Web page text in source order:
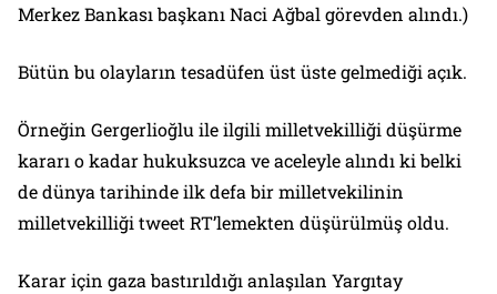
Merkez Bankası başkanı Naci Ağbal görevden alındı.)
Bütün bu olayların tesadüfen üst üste gelmediği açık.
Örneğin Gergerlioğlu ile ilgili milletvekilliği düşürme
kararı o kadar hukuksuzca ve aceleyle alındı ki belki
de dünya tarihinde ilk defa bir milletvekilinin
milletvekilliği tweet RT’lemekten düşürülmüş oldu.
Karar için gaza bastırıldığı anlaşılan Yargıtay